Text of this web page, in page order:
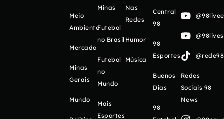
Meio
Ambiente
Mercado
Minas
Gerais
Mundo
Minas
Futebol
no Brasil
Futebol
no
Mundo
Mais
Esportes
Nas
Redes
Humor
Música
Central
98
98
Esportes
Buenos
Días
98
Redes
Sociais 98
News